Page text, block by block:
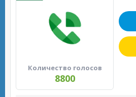
Количество голосов
8800